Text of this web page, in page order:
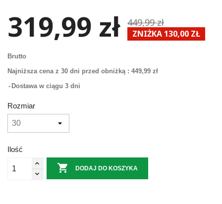
319,99 zł 449,99 zł
ZNIŻKA 130,00 ZŁ
Brutto
Najniższa cena z 30 dni przed obniżką : 449,99 zł
Dostawa w ciągu 3 dni
Rozmiar
Ilość
 DODAJ DO KOSZYKA